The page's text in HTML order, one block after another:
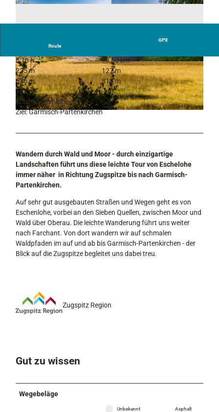
© Erika Spengler, Zugspitz Region
© Philipp Holz, Zugspitz Region GmbH; Foto:
Erika Spengler, Erika Spengler / ulligunde.com
© Erika Spengler, Zugspitz Region, Erika Speng
ler / ulligunde.com
Route
GPX
5:10 h
19,30 km
225 m
127 m
636 m
818 m
182 m
Start: Eschenlohe
Ziel: Garmisch-Partenkirchen
Wandern durch Wald und Moor - durch einzigartige
Landschaften führt uns diese leichte Tour von Eschelohe
immer näher in Richtung Zugspitze bis nach Garmisch-
Partenkirchen.
Auf sehr gut ausgebauten Straßen und Wegen geht es von
Eschenlohe, vorbei an den Sieben Quellen, zwischen Moor und
Wald über Oberau. Die leichte Wanderung führt uns weiter
nach Farchant. Von dort wandern wir auf schmalen
Waldpfaden im auf und ab bis Garmisch-Partenkirchen - der
Blick auf die Zugspitze begleitet uns dabei treu.
Zugspitz Region
Gut zu wissen
Wegebeläge
Unbekannt
Asphalt